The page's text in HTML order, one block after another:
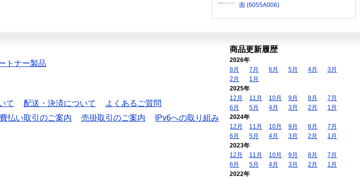
面 (6055A006)
トナー製品
て 配送・決済について
よくあるご質問
払い取引のご案内 売掛取引のご案内
IPv6への取り組み
商品更新履歴
2026年
8月
7月 6月 5月 4月
3月
2月
1月
2025年
12月
11月 10月 9月 8月
7月
6月
5月 4月 3月 2月
1月
2024年
12月
11月 10月 9月 8月
7月
6月
5月 4月 3月 2月
1月
2023年
12月
11月 10月 9月 8月
7月
6月
5月 4月 3月 2月
1月
2022年